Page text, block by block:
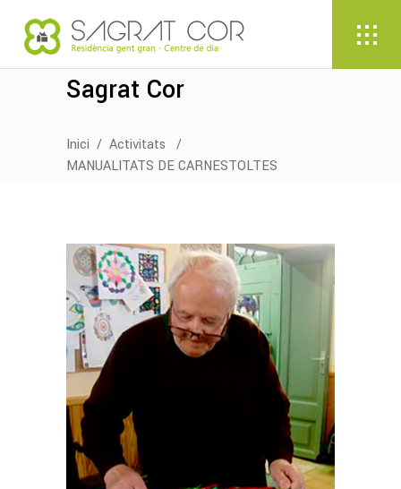
Sagrat Cor
Inici / Activitats
/
MANUALITATS DE CARNESTOLTES